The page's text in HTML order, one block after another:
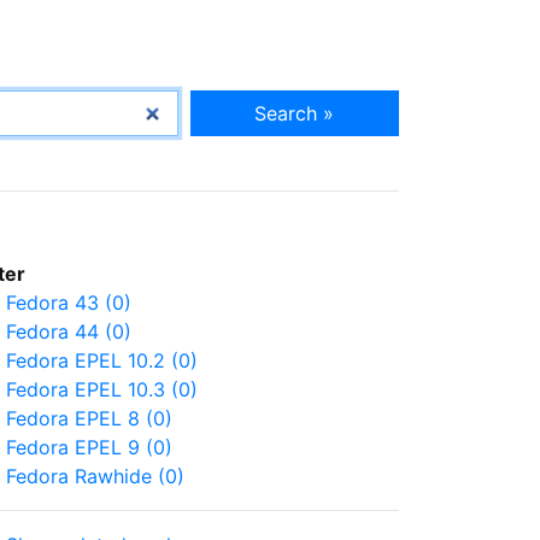
Search »
Fedora 43 (0)
Fedora 44 (0)
Fedora EPEL 10.2 (0)
Fedora EPEL 10.3 (0)
Fedora EPEL 8 (0)
Fedora EPEL 9 (0)
Fedora Rawhide (0)